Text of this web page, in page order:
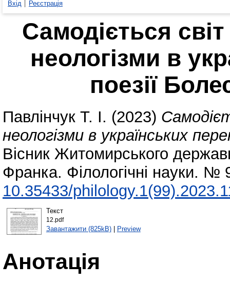
Вхід Реєстрація
Самодіється
неологізми в
поезії
Павлінчук Т. І. (2023)
неологізми в українських
Вісник Житомирського
Франка. Філологічні науки.
10.35433/
Текст
12.pdf
Завантажити (825kB)| Preview
Анотація